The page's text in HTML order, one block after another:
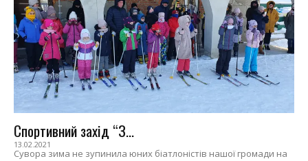
Спортивний захід “З...
13.02.2021
Сувора зима не зупинила юних біатлоністів нашої громади на